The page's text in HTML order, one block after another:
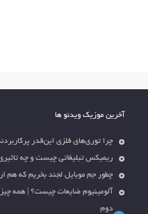
آخرین موزیک ویدئو ها
چرا توری‌های فلزی این‌قدر
ریمیکس تبلیغاتی چیست و چه
چطور جم موبایل لجند بخریم که هم
آلومینیوم ضایعات چیست؟ | همه
دوم